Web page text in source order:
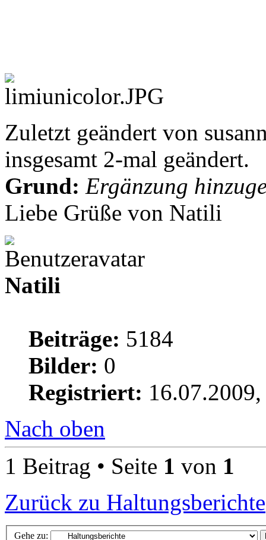
Zuletzt geändert von
insgesamt 2-mal geändert.
Grund: Ergänzung
Liebe Grüße von Natili
Natili
Beiträge: 5184
Bilder: 0
Registriert:
Nach oben
1 Beitrag • Seite 1 von 1
Zurück zu Haltungsberichte
Gehe zu: